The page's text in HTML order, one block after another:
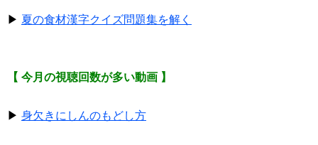
▶ 夏の食材漢字クイズ問題集を解く
【 今月の視聴回数が多い動画 】
▶ 身欠きにしんのもどし方